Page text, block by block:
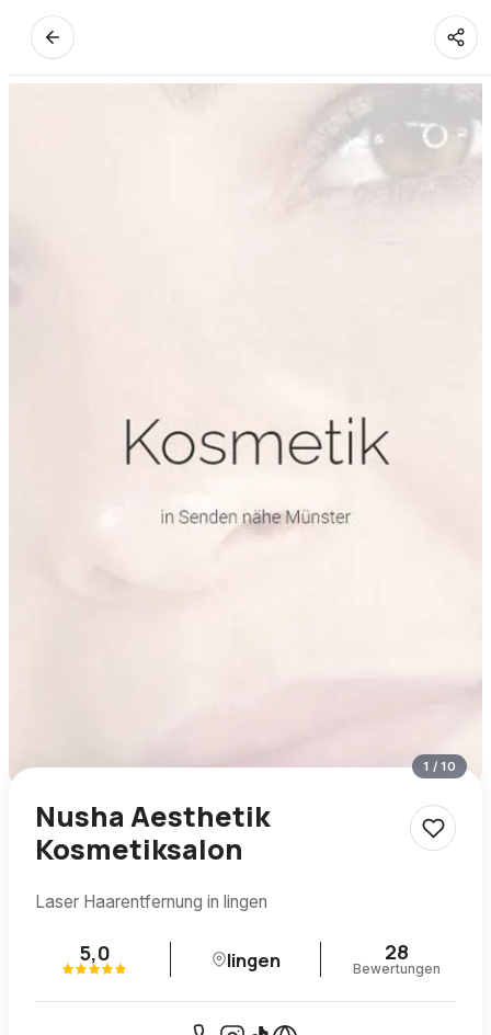
1 /10
Nusha Aesthetik
Kosmetiksalon
Laser Haarentfernung in lingen
5,0 lingen 28
Bewertungen